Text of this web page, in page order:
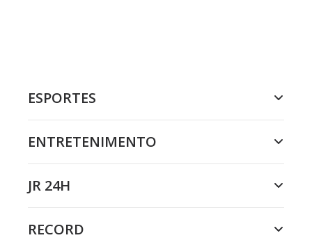
ESPORTES
ENTRETENIMENTO
JR 24H
RECORD